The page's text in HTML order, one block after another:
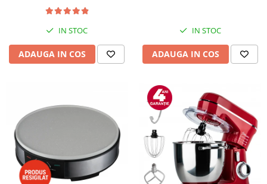
IN STOC
ADAUGA IN COS
IN STOC
ADAUGA IN COS